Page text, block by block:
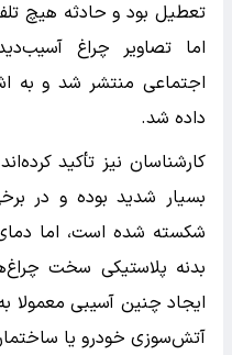
تعطیل بود و حادثه هیچ
اما تصاویر چراغ
اجتماعی منتشر شد و به
داده شد.
کارشناسان نیز تأکید
بسیار شدید بوده و در
شکسته شده است، اما
بدنه پلاستیکی سخت
ایجاد چنین آسیبی معمولا
آتش‌سوزی خودرو یا